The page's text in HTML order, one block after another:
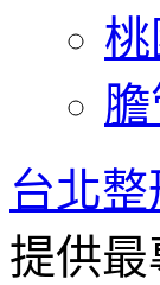
台北
提供最